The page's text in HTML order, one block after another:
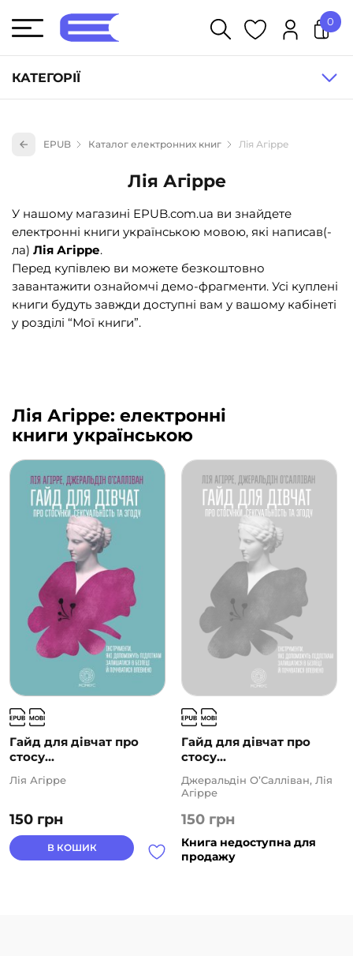
КАТЕГОРІЇ
Книги для дітей (836)
Книги для підлітків (240)
Науково-популярна література (1015)
Навчальна література та посібники (527)
Енциклопедії, довідники, словники (55)
Подарункові сертифікати (1)
0
EPUB Каталог електронних книг Лія Агірре
Лія Агірре
У нашому магазині EPUB.com.ua ви знайдете
електронні книги українською мовою, які написав(-
ла) Лія Агірре.
Перед купівлею ви можете безкоштовно
завантажити ознайомчі демо-фрагменти. Усі куплені
книги будуть завжди доступні вам у вашому кабінеті
у розділі “Мої книги”.
Лія Агірре: електронні
книги українською
Гайд для дівчат про
стосу...
150 грн
Лія Агірре
В КОШИК
Гайд для дівчат про
стосу...
150 грн
Джеральдін О’Салліван, Лія
Агірре
Книга недоступна для
продажу